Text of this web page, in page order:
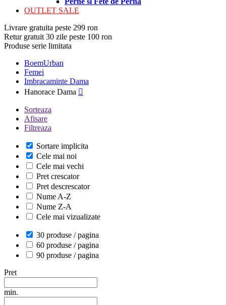
OUTLET SALE
Livrare gratuita peste 299 ron
Retur gratuit 30 zile peste 100 ron
Produse serie limitata
BoemUrban
Femei
Imbracaminte Dama
Hanorace Dama 
Sorteaza
Afisare
Filtreaza
Sortare implicita
Cele mai noi
Cele mai vechi
Pret crescator
Pret descrescator
Nume A-Z
Nume Z-A
Cele mai vizualizate
30 produse / pagina
60 produse / pagina
90 produse / pagina
Pret
min.